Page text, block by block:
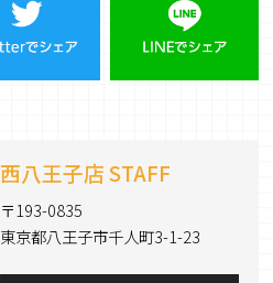
西八王子店 STAFF
〒193-0835
東京都八王子市千人町3-1-23